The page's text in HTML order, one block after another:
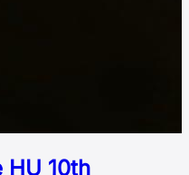
HU 10th